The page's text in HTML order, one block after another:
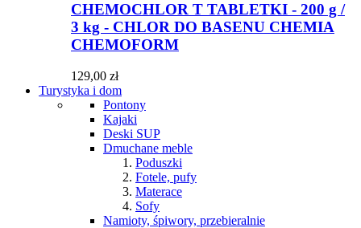
CHEMOCHLOR T TABLETKI - 200 g /
3 kg - CHLOR DO BASENU CHEMIA
CHEMOFORM
129,00 zł
Turystyka i dom
Pontony
Kajaki
Deski SUP
Dmuchane meble
Poduszki
Fotele, pufy
Materace
Sofy
Namioty, śpiwory, przebieralnie